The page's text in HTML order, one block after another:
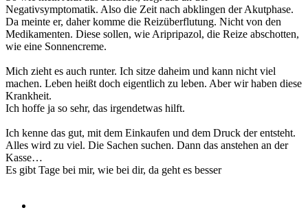
Negativsymptomatik. Also die Zeit nach abklingen der Akutphase.
Da meinte er, daher komme die Reizüberflutung. Nicht von den
Medikamenten. Diese sollen, wie Aripripazol, die Reize abschotten,
wie eine Sonnencreme.
Mich zieht es auch runter. Ich sitze daheim und kann nicht viel
machen. Leben heißt doch eigentlich zu leben. Aber wir haben diese
Krankheit.
Ich hoffe ja so sehr, das irgendetwas hilft.
Ich kenne das gut, mit dem Einkaufen und dem Druck der entsteht.
Alles wird zu viel. Die Sachen suchen. Dann das anstehen an der
Kasse…
Es gibt Tage bei mir, wie bei dir, da geht es besser